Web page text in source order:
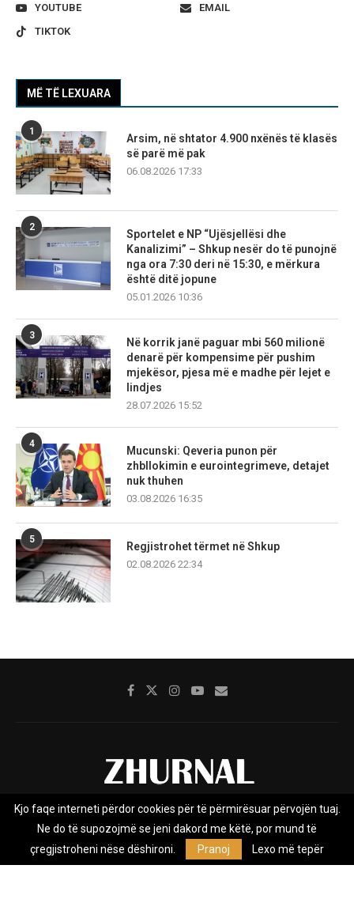
YOUTUBE
EMAIL
TIKTOK
MË TË LEXUARA
1
Arsim, në shtator 4.900 nxënës të klasës
së parë më pak
06.08.2026 17:33
2
Sportelet e NP “Ujësjellësi dhe
Kanalizimi” – Shkup nesër do të punojnë
nga ora 7:30 deri në 15:30, e mërkura
është ditë jopune
05.01.2026 10:36
3
Në korrik janë paguar mbi 560 milionë
denarë për kompensime për pushim
mjekësor, pjesa më e madhe për lejet e
lindjes
28.07.2026 15:52
4
Mucunski: Qeveria punon për
zhbllokimin e eurointegrimeve, detajet
nuk thuhen
03.08.2026 16:35
5
Regjistrohet tërmet në Shkup
02.08.2026 22:34
Rreth nesh Impresumi Marketing
Kontakt
Privacy Policy
Zhurnal.mk është Agjenci e Lajmeve e pavarur, e themeluar në vitin
Kjo faqe interneti përdor cookies për të përmirësuar përvojën tuaj.
Ne do të supozojmë se jeni dakord me këtë, por mund të
çregjistroheni nëse dëshironi.
Pranoj Lexo më tepër